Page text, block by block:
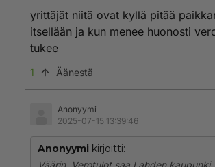
yrittäjät niitä ovat kyllä pitää
itsellään ja kun menee huonosti
tukee
1 Äänestä
Anonyymi
2025-07-15 13:39:46
Anonyymi kirjoitti:
Väärin. Verotulot saa Lahden kaupunki.